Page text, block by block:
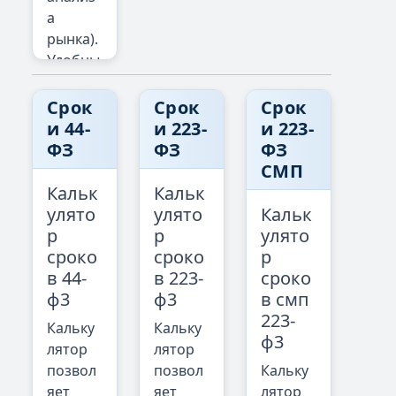
Пер
ейт
и
ейт
и
а
рынка).
Удобны
й
расчет
и
выгрузк
а в
Excel по
44-ФЗ и
223-ФЗ.
Пер
ейт
Срок
и 44-
ФЗ
Кальк
улято
р
сроко
в 44-
ф3
Кальку
лятор
позвол
яет
Срок
и 223-
ФЗ
Кальк
улято
р
сроко
в 223-
ф3
Кальку
лятор
позвол
яет
Срок
и 223-
ФЗ
СМП
Кальк
улято
р
сроко
в смп
223-
ф3
Кальку
лятор